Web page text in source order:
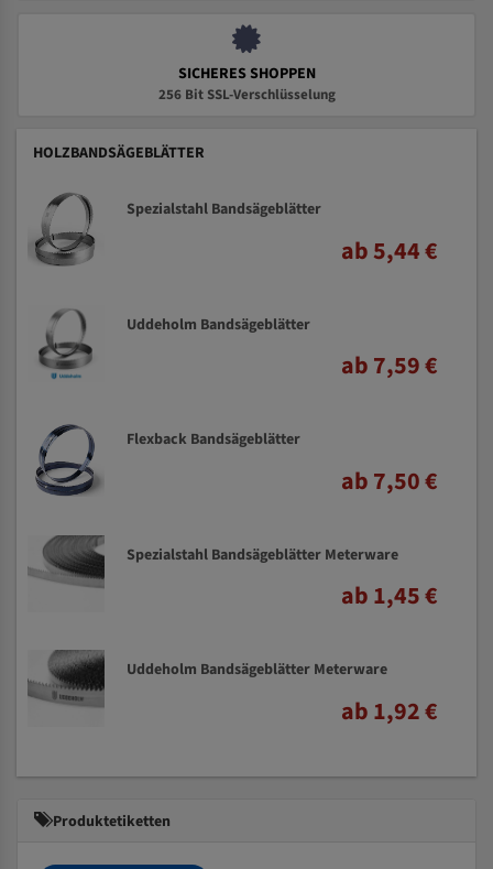
SICHERES SHOPPEN
256 Bit SSL-Verschlüsselung
HOLZBANDSÄGEBLÄTTER
Spezialstahl Bandsägeblätter
ab 5,44 €
Uddeholm Bandsägeblätter
ab 7,59 €
Flexback Bandsägeblätter
ab 7,50 €
Spezialstahl Bandsägeblätter Meterware
ab 1,45 €
Uddeholm Bandsägeblätter Meterware
ab 1,92 €
Produktetiketten